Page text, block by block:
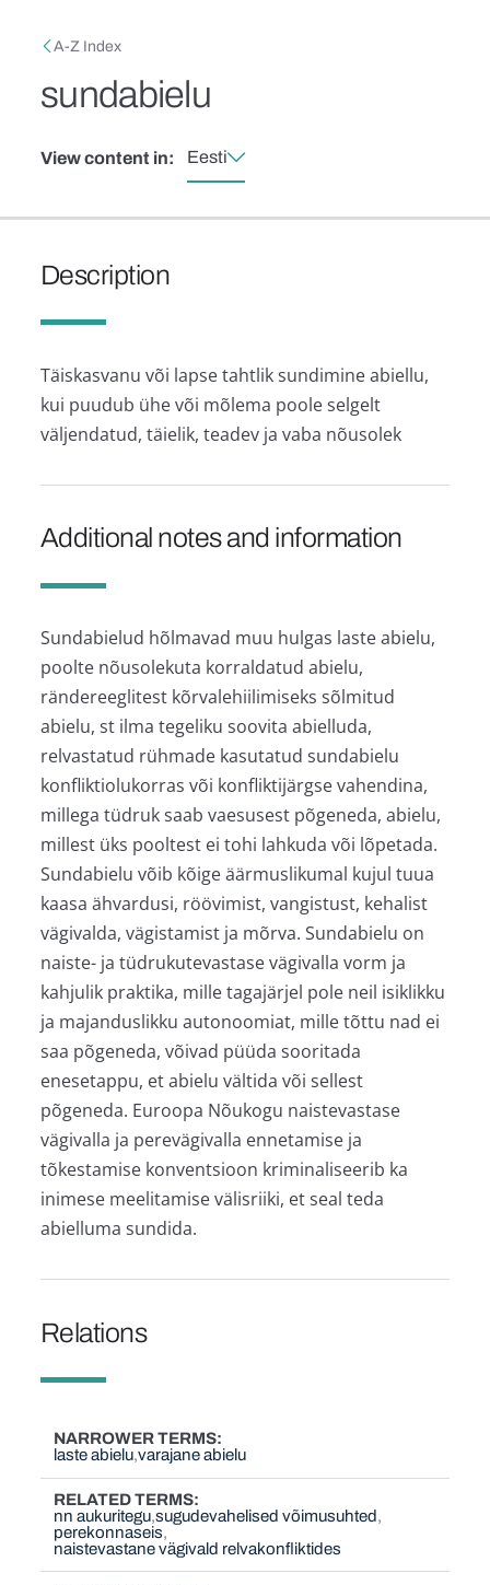
Breadcrumb
A-Z Index
sundabielu
View content in: Eesti
Description
Täiskasvanu või lapse tahtlik sundimine abiellu,
kui puudub ühe või mõlema poole selgelt
väljendatud, täielik, teadev ja vaba nõusolek
Additional notes and information
Sundabielud hõlmavad muu hulgas laste abielu,
poolte nõusolekuta korraldatud abielu,
rändereeglitest kõrvalehiilimiseks sõlmitud
abielu, st ilma tegeliku soovita abielluda,
relvastatud rühmade kasutatud sundabielu
konfliktiolukorras või konfliktijärgse vahendina,
millega tüdruk saab vaesusest põgeneda, abielu,
millest üks pooltest ei tohi lahkuda või lõpetada.
Sundabielu võib kõige äärmuslikumal kujul tuua
kaasa ähvardusi, röövimist, vangistust, kehalist
vägivalda, vägistamist ja mõrva. Sundabielu on
naiste- ja tüdrukutevastase vägivalla vorm ja
kahjulik praktika, mille tagajärjel pole neil isiklikku
ja majanduslikku autonoomiat, mille tõttu nad ei
saa põgeneda, võivad püüda sooritada
enesetappu, et abielu vältida või sellest
põgeneda. Euroopa Nõukogu naistevastase
vägivalla ja perevägivalla ennetamise ja
tõkestamise konventsioon kriminaliseerib ka
inimese meelitamise välisriiki, et seal teda
abielluma sundida.
Relations
NARROWER TERMS
laste abielu varajane abielu
RELATED TERMS
nn aukuritegu sugudevahelised võimusuhted
perekonnaseis
naistevastane vägivald relvakonfliktides